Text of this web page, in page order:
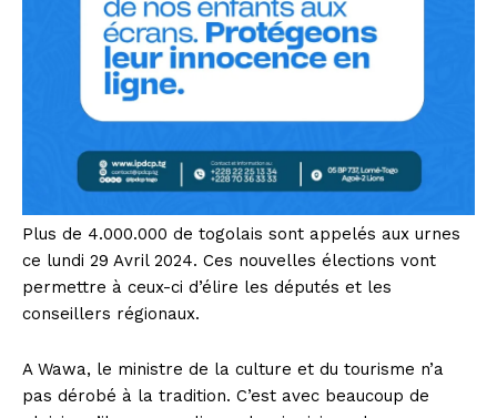
Plus de 4.000.000 de togolais sont appelés aux urnes
ce lundi 29 Avril 2024. Ces nouvelles élections vont
permettre à ceux-ci d’élire les députés et les
conseillers régionaux.
A Wawa, le ministre de la culture et du tourisme n’a
pas dérobé à la tradition. C’est avec beaucoup de